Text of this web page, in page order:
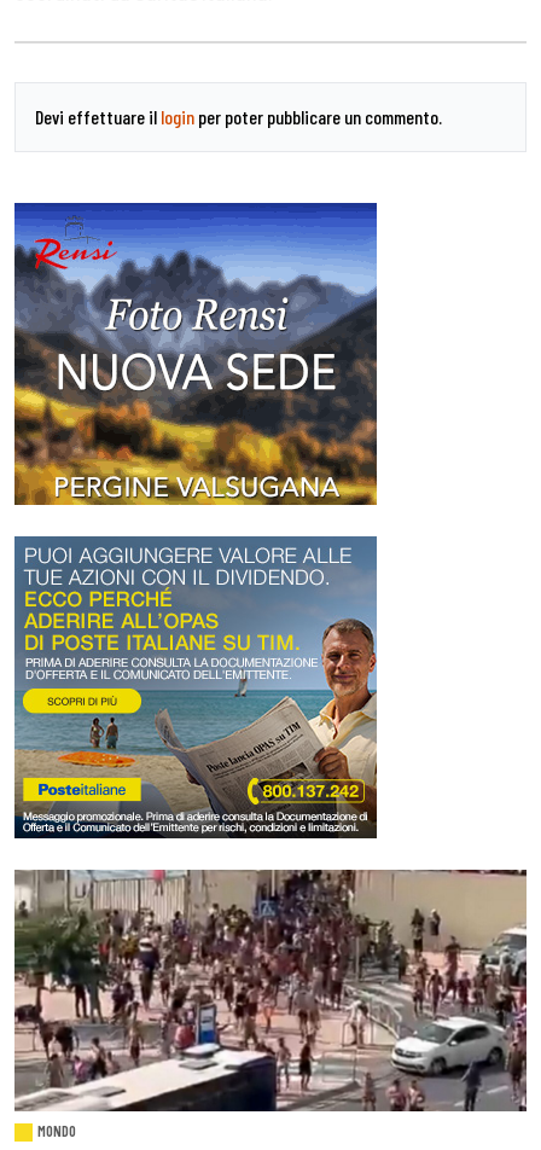
Devi effettuare il login per poter pubblicare un commento.
MONDO